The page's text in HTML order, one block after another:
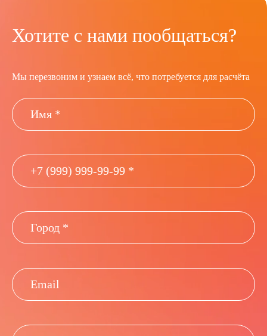
Хотите с нами пообщаться?
Мы перезвоним и узнаем всё, что потребуется для расчёта